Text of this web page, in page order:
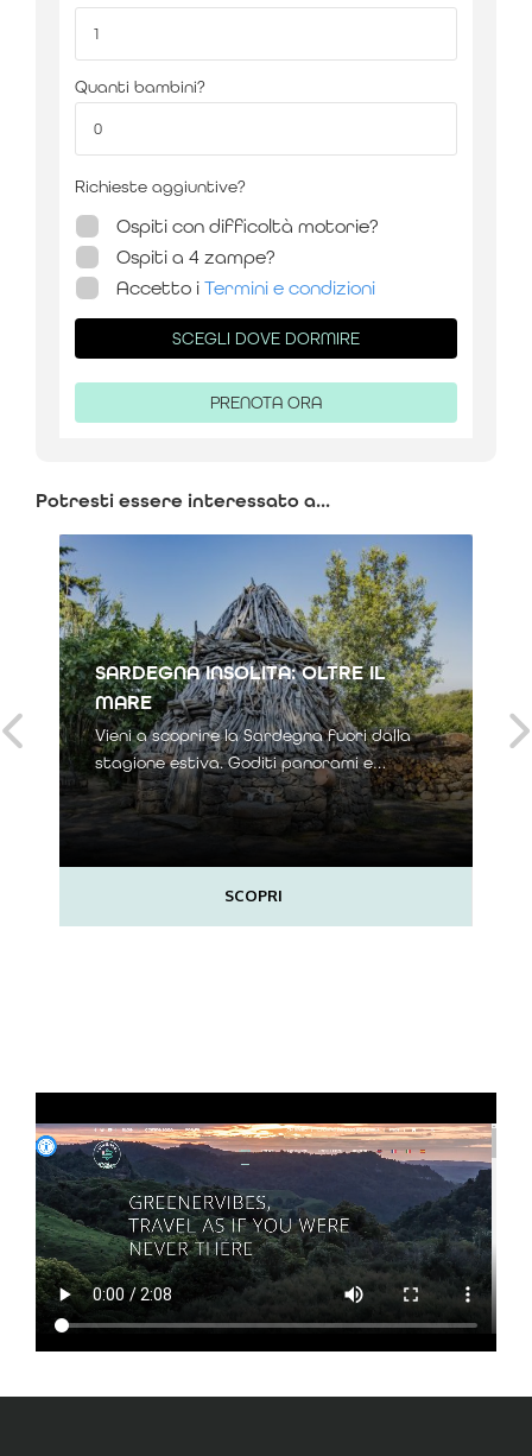
Quanti bambini?
Richieste aggiuntive?
Ospiti con difficoltà motorie?
Ospiti a 4 zampe?
Accetto i Termini e condizioni
SCEGLI DOVE DORMIRE
PRENOTA ORA
Potresti essere interessato a...
SARDEGNA INSOLITA: OLTRE IL
MARE
Vieni a scoprire la Sardegna fuori dalla
stagione estiva. Goditi panorami e
profumi delle giornate autunnali e il ritmo
lento della Terra dei Centenari. Con
SCOPRI